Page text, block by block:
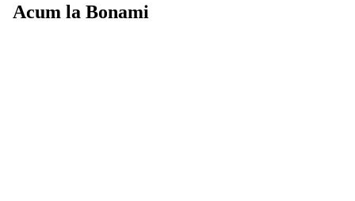
Acum la Bonami